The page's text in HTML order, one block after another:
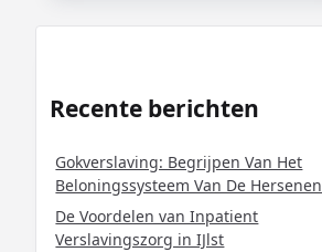
Recente berichten
Gokverslaving: Begrijpen Van Het
Beloningssysteem Van De Hersenen
De Voordelen van Inpatient
Verslavingszorg in IJlst